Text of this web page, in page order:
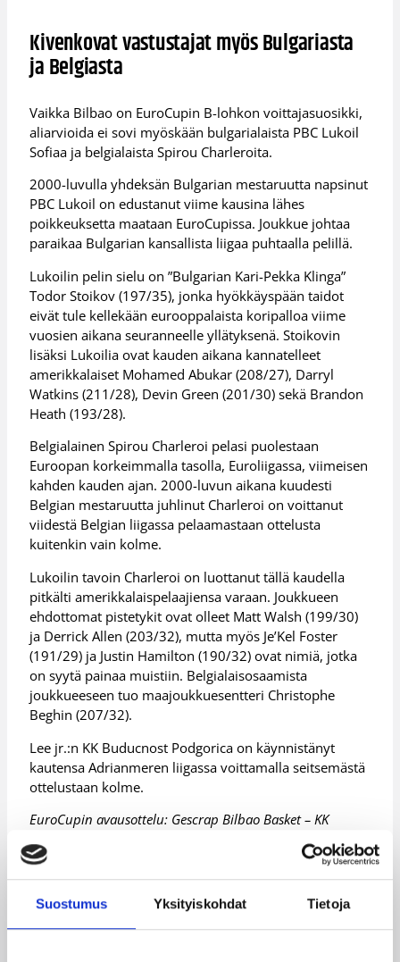
Suostumus Yksityiskohdat Tietoja
Kivenkovat vastustajat myös Bulgariasta
ja Belgiasta
Vaikka Bilbao on EuroCupin B-lohkon voittajasuosikki,
aliarvioida ei sovi myöskään bulgarialaista PBC Lukoil
Sofiaa ja belgialaista Spirou Charleroita.
2000-luvulla yhdeksän Bulgarian mestaruutta napsinut
PBC Lukoil on edustanut viime kausina lähes
poikkeuksetta maataan EuroCupissa. Joukkue johtaa
paraikaa Bulgarian kansallista liigaa puhtaalla pelillä.
Lukoilin pelin sielu on ”Bulgarian Kari-Pekka Klinga”
Todor Stoikov (197/35), jonka hyökkäyspään taidot
eivät tule kellekään eurooppalaista koripalloa viime
vuosien aikana seuranneelle yllätyksenä. Stoikovin
lisäksi Lukoilia ovat kauden aikana kannatelleet
amerikkalaiset Mohamed Abukar (208/27), Darryl
Watkins (211/28), Devin Green (201/30) sekä Brandon
Heath (193/28).
Belgialainen Spirou Charleroi pelasi puolestaan
Euroopan korkeimmalla tasolla, Euroliigassa, viimeisen
kahden kauden ajan. 2000-luvun aikana kuudesti
Belgian mestaruutta juhlinut Charleroi on voittanut
viidestä Belgian liigassa pelaamastaan ottelusta
kuitenkin vain kolme.
Lukoilin tavoin Charleroi on luottanut tällä kaudella
pitkälti amerikkalaispelaajiensa varaan. Joukkueen
ehdottomat pistetykit ovat olleet Matt Walsh (199/30)
ja Derrick Allen (203/32), mutta myös Je’Kel Foster
(191/29) ja Justin Hamilton (190/32) ovat nimiä, jotka
on syytä painaa muistiin. Belgialaisosaamista
joukkueeseen tuo maajoukkuesentteri Christophe
Beghin (207/32).
Lee jr.:n KK Buducnost Podgorica on käynnistänyt
kautensa Adrianmeren liigassa voittamalla seitsemästä
ottelustaan kolme.
EuroCupin avausottelu: Gescrap Bilbao Basket – KK
Buducnost Podgorica keskiviikkona 7. marraskuuta klo
21:15 Suomen aikaa.